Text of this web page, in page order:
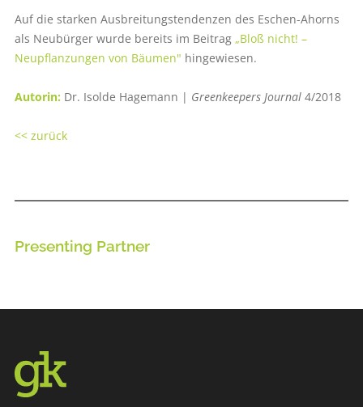
Auf die starken Ausbreitungstendenzen des Eschen-Ahorns
als Neubürger wurde bereits im Beitrag „Bloß nicht! –
Neupflanzungen von Bäumen" hingewiesen.
Autorin: Dr. Isolde Hagemann | Greenkeepers Journal4/2018
<< zurück
Presenting Partner